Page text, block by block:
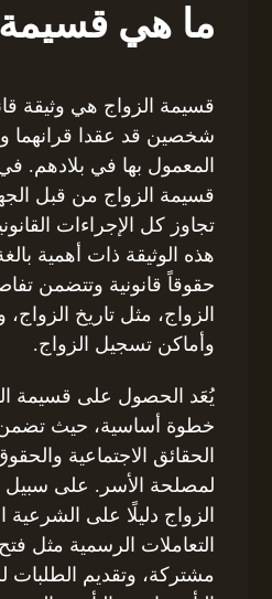
ما هي قسيمة
قسيمة الزواج هي وثيقة
شخصين قد عقدا قرانهما
المعمول بها في بلادهم. في
قسيمة الزواج من قبل
تجاوز كل الإجراءات
هذه الوثيقة ذات أهمية
حقوقاً قانونية وتتضمن
الزواج، مثل تاريخ الزواج،
وأماكن تسجيل الزواج.
يُعَد الحصول على قسيمة
خطوة أساسية، حيث تضمن
الحقائق الاجتماعية
لمصلحة الأسر. على سبيل
الزواج دليلًا على الشرعية
التعاملات الرسمية مثل
مشتركة، وتقديم